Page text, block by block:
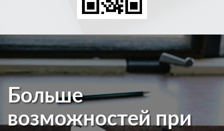
Больше
возможностей при